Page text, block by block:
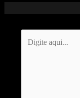
aqui...